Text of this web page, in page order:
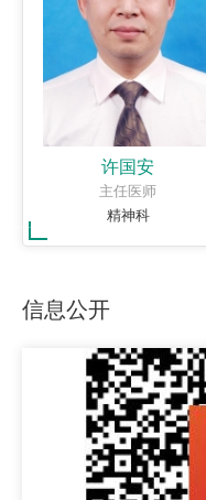
许国安
主任医师
精神科
信息公开